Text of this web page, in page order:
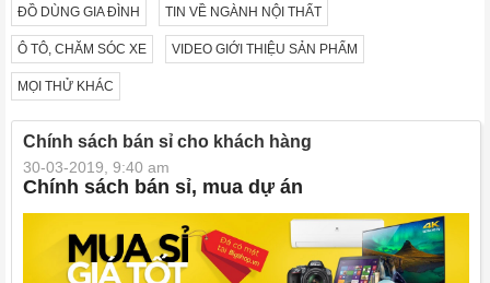
ĐỒ DÙNG GIA ĐÌNH TIN VỀ NGÀNH NỘI THẤT
Ô TÔ, CHĂM SÓC XE VIDEO GIỚI THIỆU SẢN PHẨM
MỌI THỬ KHÁC
Chính sách bán sỉ cho khách hàng
30-03-2019, 9:40 am
Chính sách bán sỉ, mua dự án